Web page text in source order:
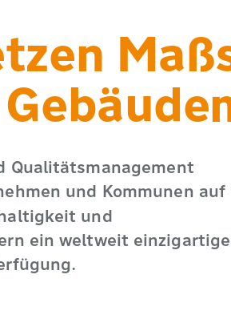
Qualitätsmanagement
und Kommunen auf
und
ein weltweit